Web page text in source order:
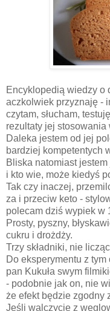
Encyklopedią wiedzy o
aczkolwiek przyznaję -
czytam, słucham,
rezultaty jej
Daleka jestem od jej
bardziej kompetentych
Bliska natomiast
i kto wie, może kiedyś
Tak czy inaczej,
za i przeciw keto -
polecam dziś wypiek w
Prosty, pyszny,
cukru i drożdży.
Trzy składniki, nie
Do eksperymentu z
pan Kukuła swym
- podobnie jak on, nie
że efekt będzie zgodny
Jeśli walczycie z